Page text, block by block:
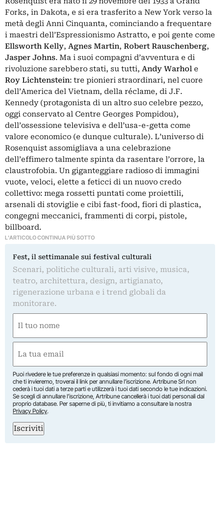
Forks, in Dakota, e si era trasferito a New York verso la
metà degli Anni Cinquanta, cominciando a frequentare
i maestri dell’Espressionismo Astratto, e poi gente come
Ellsworth Kelly, Agnes Martin, Robert Rauschenberg,
Jasper Johns. Ma i suoi compagni d’avventura e di
rivoluzione sarebbero stati, su tutti, Andy Warhol e
Roy Lichtenstein: tre pionieri straordinari, nel cuore
dell’America del Vietnam, della réclame, di J.F.
Kennedy (protagonista di un altro suo celebre pezzo,
oggi conservato al Centre Georges Pompidou),
dell’ossessione televisiva e dell’usa-e-getta come
valore economico (e dunque culturale). L’universo di
Rosenquist assomigliava a una celebrazione
dell’effimero talmente spinta da rasentare l’orrore, la
claustrofobia. Un giganteggiare radioso di immagini
vuote, veloci, elette a feticci di un nuovo credo
collettivo: mega rossetti puntati come proiettili,
arsenali di stoviglie e cibi fast-food, fiori di plastica,
congegni meccanici, frammenti di corpi, pistole,
billboard.
L'ARTICOLO CONTINUA PIÙ SOTTO
Fest, il settimanale sui festival culturali
Scenari, politiche culturali, arti visive, musica,
teatro, architettura, design, artigianato,
rigenerazione urbana e i trend globali da
monitorare.
(Required)
(Required)
Puoi rivedere le tue preferenze in qualsiasi momento: sul fondo di ogni mail
che ti invieremo, troverai il link per annullare l’iscrizione. Artribune Srl non
cederà i tuoi dati a terze parti e utilizzerà i tuoi dati secondo le tue indicazioni.
Se scegli di annullare l’iscrizione, Artribune cancellerà i tuoi dati personali dal
proprio database. Per saperne di più, ti invitiamo a consultare la nostra
Privacy Policy.
Iscriviti